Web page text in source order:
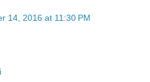
14, 2016 at 11:30 PM